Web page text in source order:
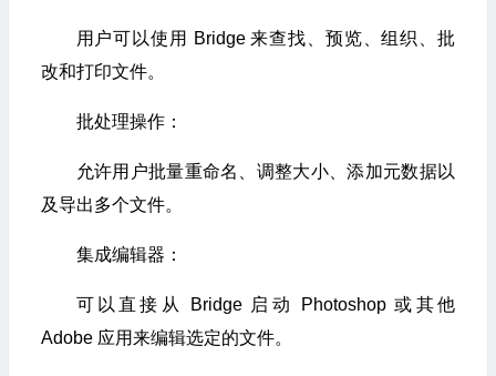
用户可以使用 Bridge 来查找、预览、组织、批
改和打印文件。
批处理操作：
允许用户批量重命名、调整大小、添加元数据以
及导出多个文件。
集成编辑器：
可以直接从 Bridge 启动 Photoshop 或其他
Adobe 应用来编辑选定的文件。